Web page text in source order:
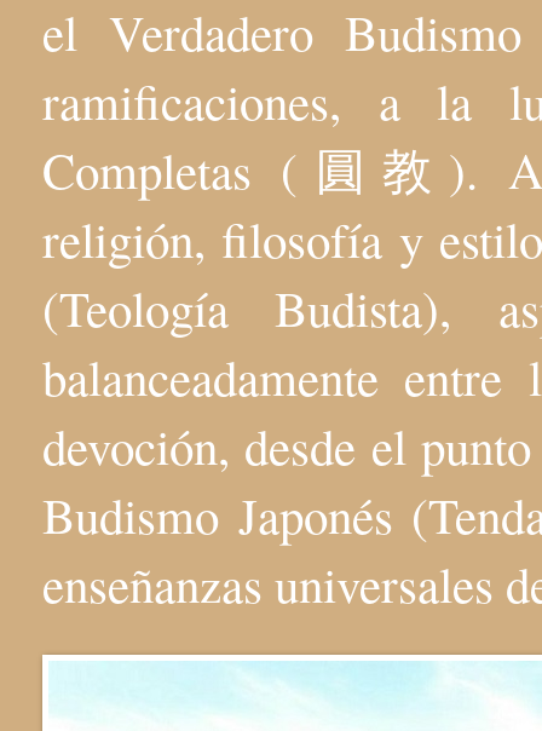
el Verdadero
ramificaciones, a la
Completas (圓教).
religión, filosofía y
(Teología Budista),
balanceadamente
devoción, desde el
Budismo Japonés
enseñanzas universales